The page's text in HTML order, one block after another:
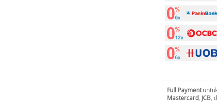
Full Payment
Mastercard JCB ,